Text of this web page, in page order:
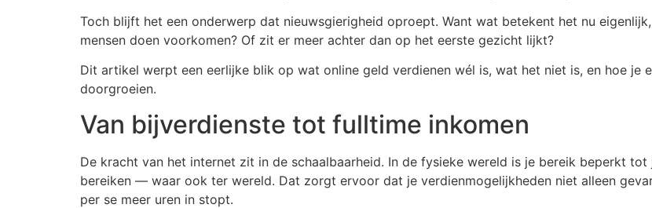
Toch blijft het een onderwerp dat nieuwsgierigheid oproept. Want wat betekent het nu
mensen doen voorkomen? Of zit er meer achter dan op het eerste gezicht lijkt?
Dit artikel werpt een eerlijke blik op wat online geld verdienen wél is, wat het niet is, en hoe
doorgroeien.
Van bijverdienste tot fulltime inkomen
De kracht van het internet zit in de schaalbaarheid. In de fysieke wereld is je bereik beperkt
bereiken — waar ook ter wereld. Dat zorgt ervoor dat je verdienmogelijkheden niet alleen
per se meer uren in stopt.